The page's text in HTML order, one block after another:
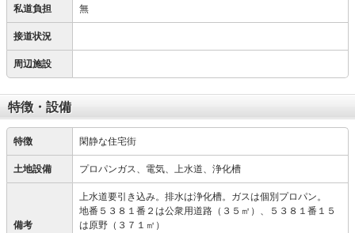
私道負担 無
接道状況
周辺施設
特徴・設備
特徴 閑静な住宅街
土地設備 プロパンガス、電気、上水道、浄化槽
備考
上水道要引き込み。排水は浄化槽。ガスは個別プロパン。
地番５３８１番２は公衆用道路（３５㎡）、５３８１番１５
は原野（３７１㎡）